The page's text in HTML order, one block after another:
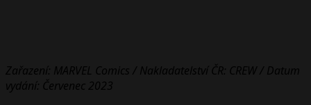
Zařazení: MARVEL Comics / Nakladatelství ČR: CREW / Datum
vydání: Červenec 2023